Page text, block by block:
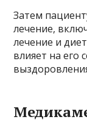
Затем
лечение,
лечение и
влияет на его